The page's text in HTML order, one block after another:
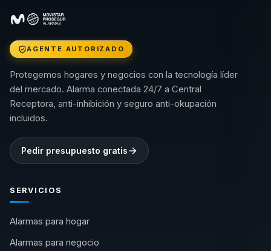
AGENTE AUTORIZADO
Protegemos hogares y negocios con la tecnología líder
del mercado. Alarma conectada 24/7 a Central
Receptora, anti-inhibición y seguro anti-okupación
incluidos.
Pedir presupuesto gratis
SERVICIOS
Alarmas para hogar
Alarmas para negocio